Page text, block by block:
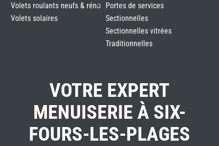
Volets roulants neufs & réno
Volets solaires
Portes de services
Sectionnelles
Sectionnelles vitrées
Traditionnelles
VOTRE EXPERT
MENUISERIE À SIX-
FOURS-LES-PLAGES